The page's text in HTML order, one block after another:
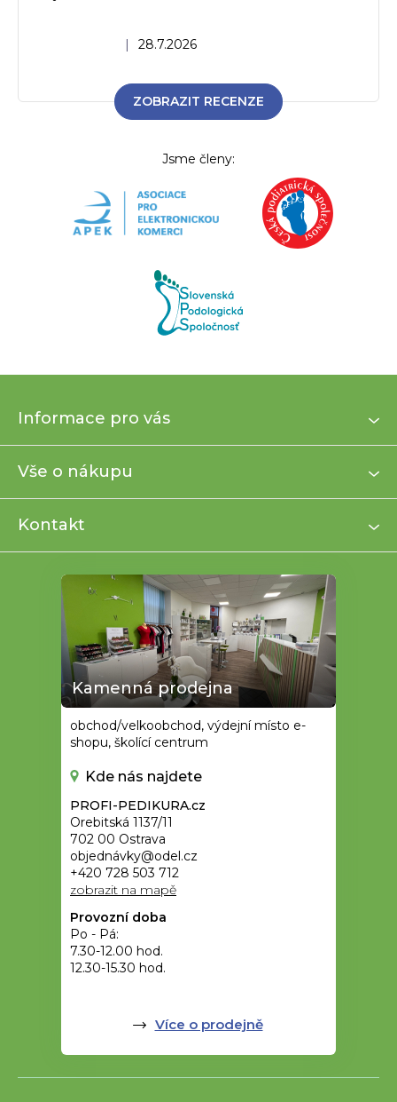
Hodnocení obchodu je 5 z 5 hvězdiček.
| 28.7.2026
ZOBRAZIT RECENZE
Jsme členy:
p
t
Informace pro vás
Vše o nákupu
Kontakt
Kamenná prodejna
obchod/velkoobchod, výdejní místo e-
shopu, školící centrum
Kde nás najdete
PROFI-PEDIKURA.cz
Orebitská 1137/11
702 00 Ostrava
objednávky@odel.cz
+420 728 503 712
zobrazit na mapě
Provozní doba
Po - Pá:
7.30-12.00 hod.
12.30-15.30 hod.
Více o prodejně